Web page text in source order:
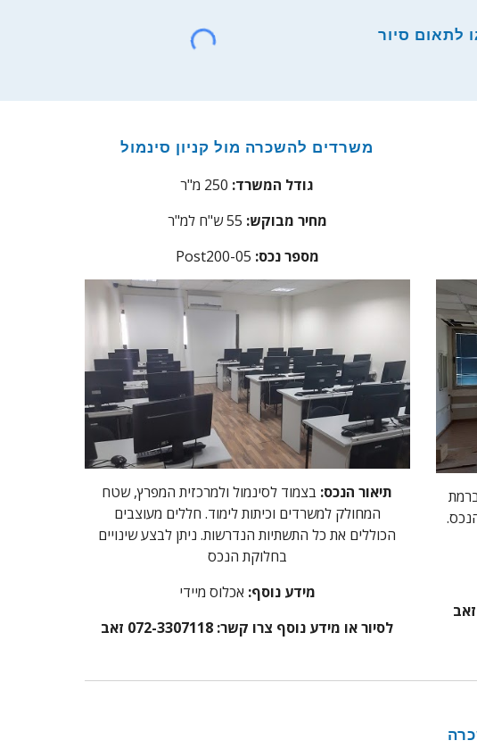
לתאום סיור
משרדים להשכרה מול קניון סינמול
גודל המשרד:
מחיר מבוקש: 55 ש"ח למ"ר
Post200-05 :מספר נכס
תיאור הנכס: בצמוד לסינמול ולמרכזית המפרץ, שטח
המחולק למשרדים וכיתות לימוד. חללים מעוצבים
הכוללים את כל התשתיות הנדרשות. ניתן לבצע שינויים
בחלוקת הנכס
מידע נוסף: אכלוס מיידי
לסיור או מידע נוסף צרו קשר: 072-3307118 זאב